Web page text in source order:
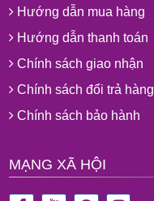
Hướng dẫn mua hàng
Hướng dẫn thanh toán
Chính sách giao nhận
Chính sách đổi trả hàng
Chính sách bảo hành
MẠNG XÃ HỘI